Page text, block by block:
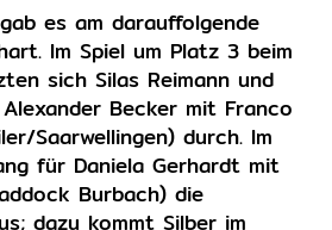
es am darauffolgende
Im Spiel um Platz 3 beim
sich Silas Reimann und
Becker mit Franco
Saarwellingen) durch. Im
für Daniela Gerhardt mit
Burbach) die
dazu kommt Silber im